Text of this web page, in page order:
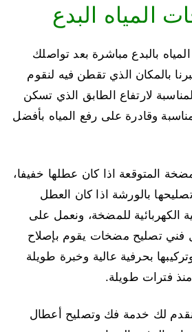
المياه البدع
بالبدع مباشرة بعد تواصلك
بالمكان الذي تقطن فيه لنقوم
لارتفاع الطابق الذي تسكن
وقادرة على رفع المياه بأفضل
المتوقعة اذا كان عطلها خفيفا،
بالورشة اذا كان العطل
الكهربائية للمضخة، ونعمل على
فني تصليح مضخات يقوم بإصلاح
بحرفية عالية وخبرة طويلة
فترات طويلة.
لك خدمة فك وتصليح أعطال